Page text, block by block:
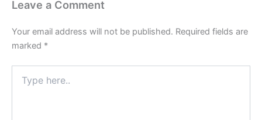
Leave a Comment
Your email address will not be published. Required fields are
marked *
here..